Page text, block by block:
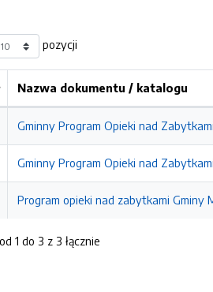
pozycji
Nazwa dokumentu / katalogu
Gminny Program Opieki nad
Gminny Program Opieki nad
Program opieki nad zabytkami Gminy
1 do 3 z 3 łącznie